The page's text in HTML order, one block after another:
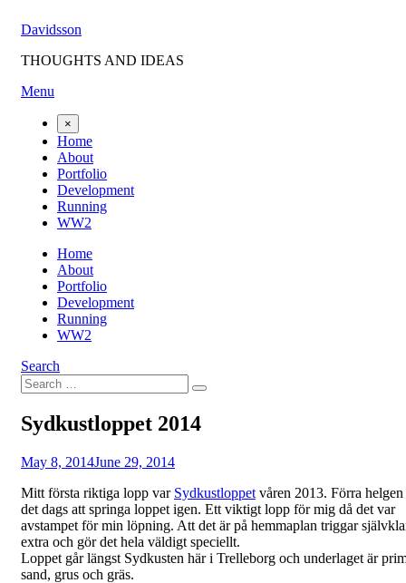
Davidsson
THOUGHTS AND IDEAS
Menu
×
Home
About
Portfolio
Development
Running
WW2
Home
About
Portfolio
Development
Running
WW2
Search
Search
for:
Search
Sydkustloppet 2014
byFredrik
Posted
May 8, 2014June 29, 2014
Mitt första riktiga lopp var Sydkustloppet våren 2013. Förra
det dags att springa loppet igen. Ett viktigt lopp för mig då det var
avstampet för min löpning. Att det är på hemmaplan triggar
extra och gör det hela väldigt speciellt.
Loppet går längst Sydkusten här i Trelleborg och underlaget är
sand, grus och gräs.